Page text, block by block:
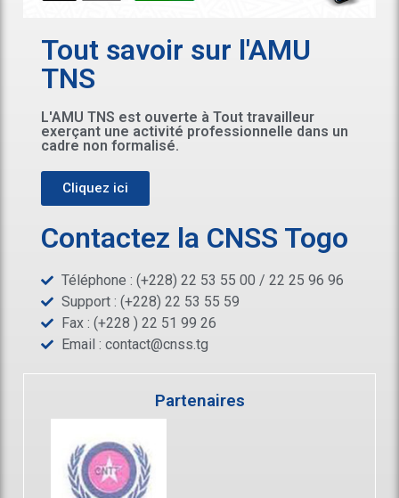
Tout savoir sur l'AMU
TNS
L'AMU TNS est ouverte à Tout travailleur
exerçant une activité professionnelle dans un
cadre non formalisé.
Cliquez ici
Contactez la CNSS Togo
Téléphone : (+228) 22 53 55 00 / 22 25 96 96
Support : (+228) 22 53 55 59
Fax : (+228 ) 22 51 99 26
Email : contact@cnss.tg
Partenaires